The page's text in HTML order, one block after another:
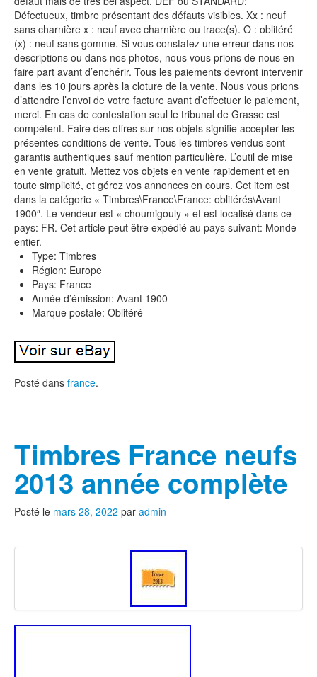
Défectueux, timbre présentant des défauts visibles. Xx : neuf
sans charnière x : neuf avec charnière ou trace(s). O : oblitéré
(x) : neuf sans gomme. Si vous constatez une erreur dans nos
descriptions ou dans nos photos, nous vous prions de nous en
faire part avant d’enchérir. Tous les paiements devront intervenir
dans les 10 jours après la cloture de la vente. Nous vous prions
d’attendre l’envoi de votre facture avant d’effectuer le paiement,
merci. En cas de contestation seul le tribunal de Grasse est
compétent. Faire des offres sur nos objets signifie accepter les
présentes conditions de vente. Tous les timbres vendus sont
garantis authentiques sauf mention particulière. L’outil de mise
en vente gratuit. Mettez vos objets en vente rapidement et en
toute simplicité, et gérez vos annonces en cours. Cet item est
dans la catégorie « Timbres\France\France: oblitérés\Avant
1900″. Le vendeur est « choumigouly » et est localisé dans ce
pays: FR. Cet article peut être expédié au pays suivant: Monde
entier.
Type: Timbres
Région: Europe
Pays: France
Année d’émission: Avant 1900
Marque postale: Oblitéré
Posté dans france.
Timbres France neufs
2013 année complète
Posté le mars 28, 2022 par admin